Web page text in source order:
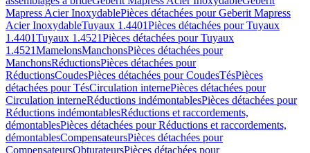
Mapress Acier InoxydablePièces détachées pour Geberit Mapress
Acier InoxydableTuyaux 1.4401Pièces détachées pour Tuyaux
1.4401Tuyaux 1.4521Pièces détachées pour Tuyaux
1.4521MamelonsManchonsPièces détachées pour
ManchonsRéductionsPièces détachées pour
RéductionsCoudesPièces détachées pour CoudesTésPièces
détachées pour TésCirculation internePièces détachées pour
Circulation interneRéductions indémontablesPièces détachées pour
Réductions indémontablesRéductions et raccordements,
démontablesPièces détachées pour Réductions et raccordements,
démontablesCompensateursPièces détachées pour
CompensateursObturateursPièces détachées pour